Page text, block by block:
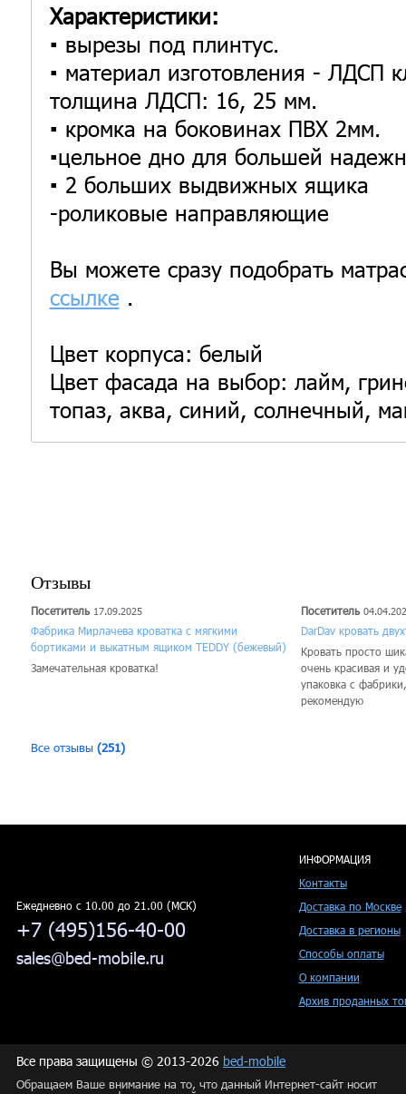
Характеристики:
▪️ вырезы под плинтус.
▪️ материал изготовления - ЛДСП
толщина ЛДСП: 16, 25 мм.
▪️ кромка на боковинах ПВХ 2мм.
▪️цельное дно для большей
▪️ 2 больших выдвижных ящика
-роликовые направляющие
Вы можете сразу подобрать
ссылке .
Цвет корпуса: белый
Цвет фасада на выбор: лайм,
топаз, аква, синий, солнечный,
Отзывы
Посетитель 17.09.2025
Фабрика Мирлачева кроватка с мягкими
бортиками и выкатным ящиком TEDDY (бежевый)
Замечательная кроватка!
Посетитель
DarDav кровать
Кровать просто
очень красивая и
упаковка с
рекомендую
Все отзывы (251)
Ежедневно c 10.00 до 21.00 (МСК)
+7 (495)156-40-00
sales@bed-mobile.ru
ИНФОРМАЦИЯ
Контакты
Доставка по Москве
Доставка в регионы
Способы оплаты
О компании
Архив проданных
Все права защищены © 2013-2026 bed-mobile
Обращаем Ваше внимание на то, что данный Интернет-сайт носит